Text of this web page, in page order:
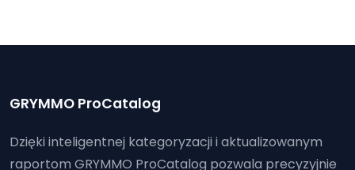
GRYMMO ProCatalog
Dzięki inteligentnej kategoryzacji i aktualizowanym
raportom GRYMMO ProCatalog pozwala precyzyjnie